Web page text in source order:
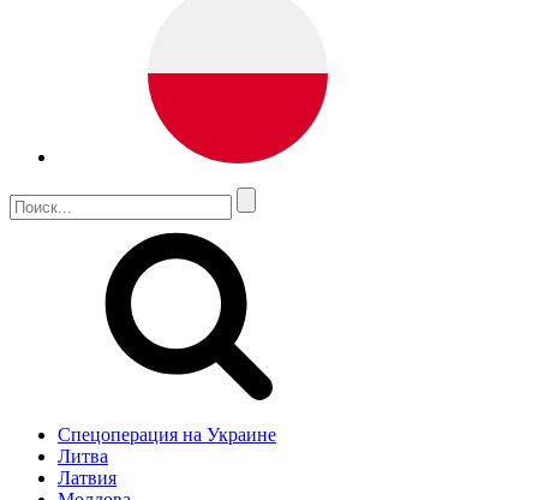
Спецоперация на Украине
Литва
Латвия